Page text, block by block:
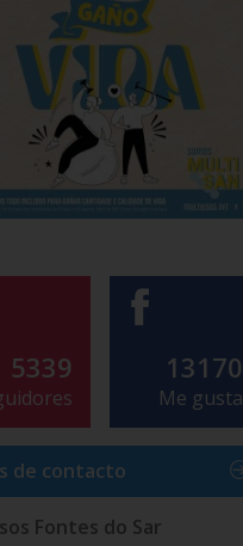
5339 13170
Me gusta
de contacto
Fontes do Sar